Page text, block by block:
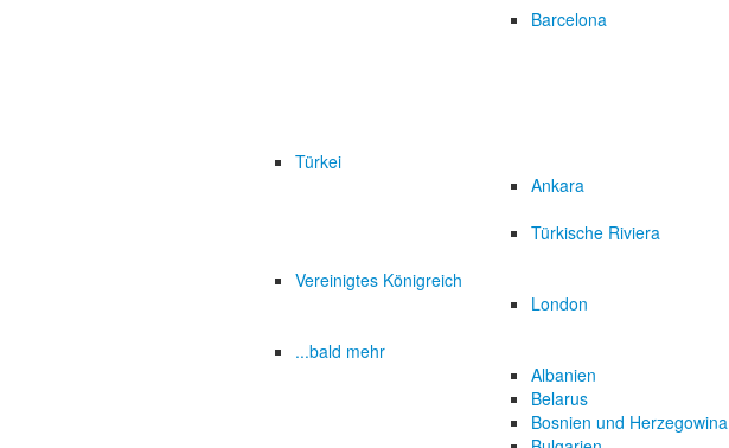
Barcelona
Türkei
Ankara
Türkische Riviera
Vereinigtes Königreich
London
...bald mehr
Albanien
Belarus
Bosnien und Herzegowina